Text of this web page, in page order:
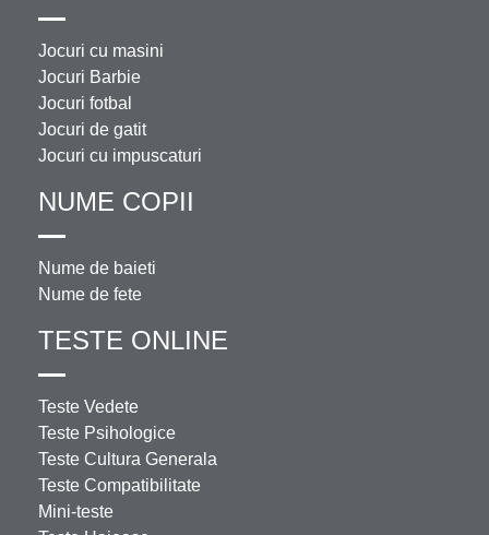
Jocuri cu masini
Jocuri Barbie
Jocuri fotbal
Jocuri de gatit
Jocuri cu impuscaturi
NUME COPII
Nume de baieti
Nume de fete
TESTE ONLINE
Teste Vedete
Teste Psihologice
Teste Cultura Generala
Teste Compatibilitate
Mini-teste